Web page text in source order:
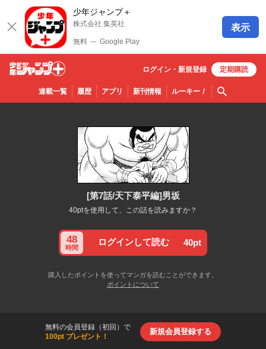
少年ジャンプ＋
株式会社 集英社
無料 ─ Google Play
表示
少年ジ
ャンプ
連載一覧 履歴 アプリ 新刊情報 ルーキー！ 検索
ログイン・ 新規登録 定期購読
[第7話/天下泰平編]男坂
40ptを使用して、この話を読みますか？
48
時間
ログインして読む 40pt
購入したポイントを使ってマンガを読むことができます。
ポイントについて
無料の会員登録（初回）で
100pt プレゼント！
新規会員登録する